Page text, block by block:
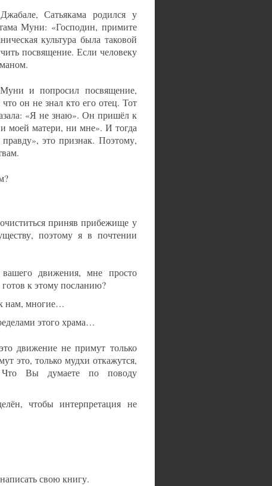
Сатьякама родился у
Муни: «Господин, примите
культура была таковой
посвящение. Если человеку
и попросил посвящение,
он не знал кто его отец. Тот
«Я не знаю». Он пришёл к
моей матери, ни мне». И тогда
это признак. Поэтому,
приняв прибежище у
поэтому я в почтении
движения, мне просто
к этому посланию?
нам, многие…
этого храма…
движение не примут только
это, только мудхи откажутся,
Что Вы думаете по поводу
чтобы интерпретация не
свою книгу.